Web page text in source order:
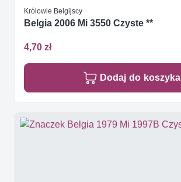
Królowie Belgijscy
Belgia 2006 Mi 3550 Czyste **
4,70 zł
Dodaj do koszyka